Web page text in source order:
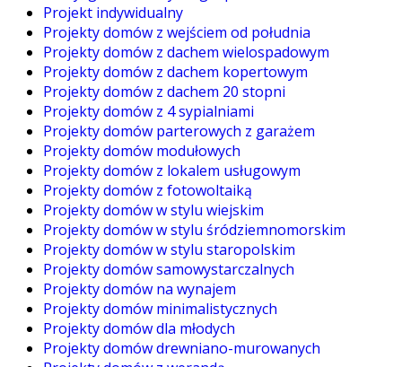
Projekt indywidualny
Projekty domów z wejściem od południa
Projekty domów z dachem wielospadowym
Projekty domów z dachem kopertowym
Projekty domów z dachem 20 stopni
Projekty domów z 4 sypialniami
Projekty domów parterowych z garażem
Projekty domów modułowych
Projekty domów z lokalem usługowym
Projekty domów z fotowoltaiką
Projekty domów w stylu wiejskim
Projekty domów w stylu śródziemnomorskim
Projekty domów w stylu staropolskim
Projekty domów samowystarczalnych
Projekty domów na wynajem
Projekty domów minimalistycznych
Projekty domów dla młodych
Projekty domów drewniano-murowanych